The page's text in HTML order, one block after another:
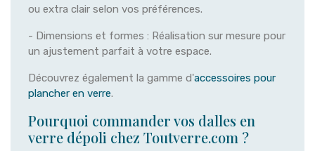
ou extra clair selon vos préférences.
- Dimensions et formes : Réalisation sur mesure pour
un ajustement parfait à votre espace.
Découvrez également la gamme d'accessoires pour
plancher en verre.
Pourquoi commander vos dalles en
verre dépoli chez Toutverre.com ?